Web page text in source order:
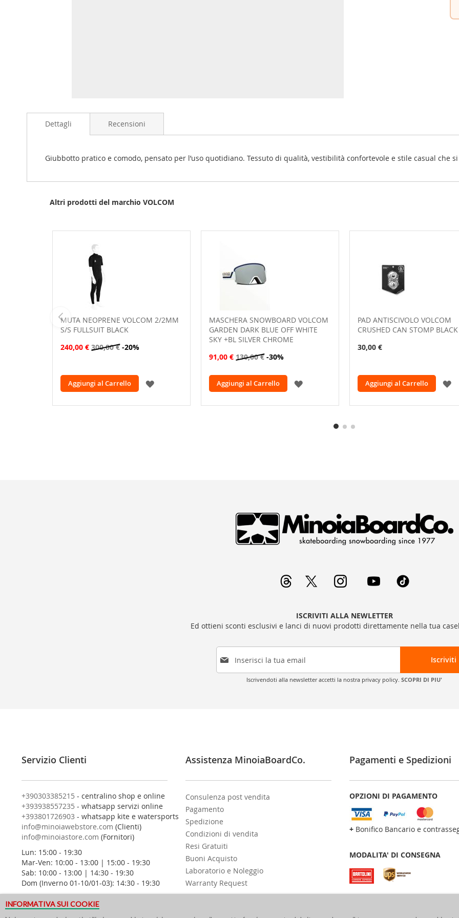
to
Dettagli
Giubbotto pratico e comodo, pensato per l’uso quotidiano. Tessuto di qualità, vestibilità confortevole e stile casual che
Recensioni
Altri prodotti del marchio VOLCOM
MUTA NEOPRENE VOLCOM 2/2MM
S/S FULLSUIT BLACK
240,00 € 300,00 € -20%
Aggiungi al Carrello
AGGIUNGI
MASCHERA SNOWBOARD VOLCOM
GARDEN DARK BLUE OFF WHITE
SKY +BL SILVER CHROME
91,00 € 130,00 € -30%
Aggiungi al Carrello
AGGIUNGI
PAD ANTISCIVOLO VOLCOM
CRUSHED CAN STOMP BLACK
30,00 €
Aggiungi al Carrello
ISCRIVITI ALLA NEWLETTER
Ed ottieni sconti esclusivi e lanci di nuovi prodotti direttamente nella tua
I
c
l
n
o
s
t
r
a
N
e
w
s
l
e
Iscriviti
Iscrivendoti alla newsletter accetti la nostra privacy policy. SCOPRI DI PIU'
Servizio Clienti
+390303385215 - centralino shop e online
+393938557235 - whatsapp servizi online
+393801726903 - whatsapp kite e watersports
info@minoiawebstore.com (Clienti)
info@minoiastore.com (Fornitori)
Lun: 15:00 - 19:30
Mar-Ven: 10:00 - 13:00 | 15:00 - 19:30
Sab: 10:00 - 13:00 | 14:30 - 19:30
Dom (Inverno 01-10/01-03): 14:30 - 19:30
Assistenza MinoiaBoardCo.
Consulenza post vendita
Pagamento
Spedizione
Condizioni di vendita
Resi Gratuiti
Buoni Acquisto
Laboratorio e Noleggio
Warranty Request
Pagamenti e Spedizioni
OPZIONI DI PAGAMENTO
+ Bonifico Bancario e
MODALITA' DI CONSEGNA
INFORMATIVA SUI COOKIE